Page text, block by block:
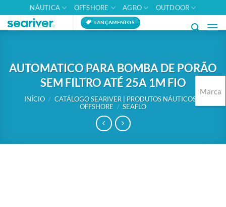
to
content
NÁUTICA OFFSHORE AGRO OUTDOOR
LANÇAMENTOS
AUTOMATICO PARA BOMBA DE PORÃO
SEM FILTRO ATÉ 25A 1M FIO
INÍCIO / CATÁLOGO SEARIVER | PRODUTOS NÁUTICOS E
OFFSHORE / SEAFLO
Marca